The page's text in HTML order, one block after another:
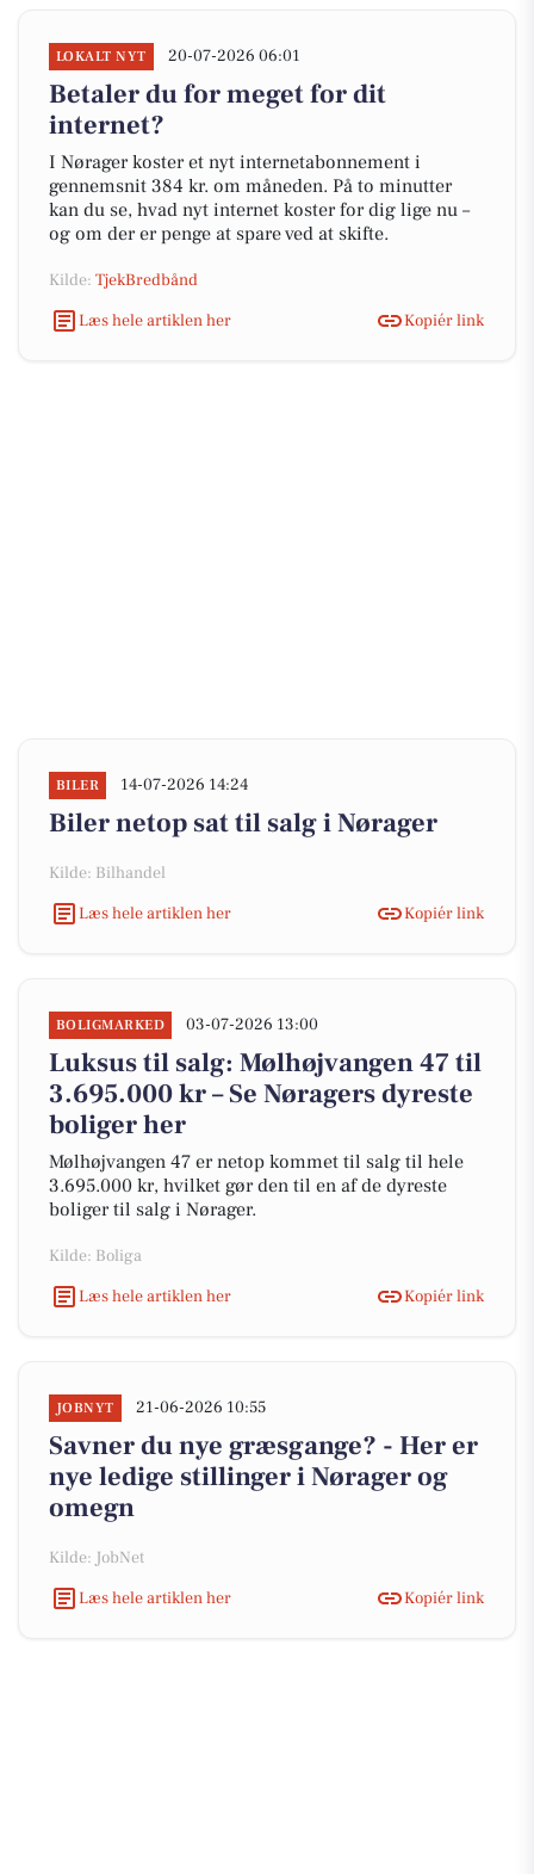
LOKALT NYT 20-07-2026 06:01
Betaler du for meget for dit
internet?
I Nørager koster et nyt internetabonnement i
gennemsnit 384 kr. om måneden. På to minutter
kan du se, hvad nyt internet koster for dig lige nu –
og om der er penge at spare ved at skifte.
Kilde: TjekBredbånd
Læs hele artiklen her
Kopiér link
BILER 14-07-2026 14:24
Biler netop sat til salg i Nørager
Kilde: Bilhandel
Læs hele artiklen her
Kopiér link
BOLIGMARKED 03-07-2026 13:00
Luksus til salg: Mølhøjvangen 47 til
3.695.000 kr – Se Nøragers dyreste
boliger her
Mølhøjvangen 47 er netop kommet til salg til hele
3.695.000 kr, hvilket gør den til en af de dyreste
boliger til salg i Nørager.
Kilde: Boliga
Læs hele artiklen her
Kopiér link
JOBNYT 21-06-2026 10:55
Savner du nye græsgange? - Her er
nye ledige stillinger i Nørager og
omegn
Kilde: JobNet
Læs hele artiklen her
Kopiér link